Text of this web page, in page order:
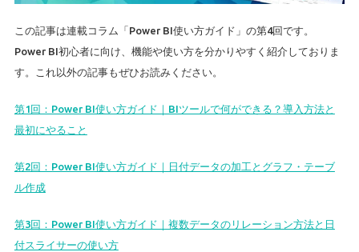
この記事は連載コラム「Power BI使い方ガイド」の第4回です。
Power BI初心者に向け、機能や使い方を分かりやすく紹介しておりま
す。これ以外の記事もぜひお読みください。
第1回：Power BI使い方ガイド｜BIツールで何ができる？導入方法と
最初にやること
第2回：Power BI使い方ガイド｜日付データの加工とグラフ・テーブ
ル作成
第3回：Power BI使い方ガイド｜複数データのリレーション方法と日
付スライサーの使い方